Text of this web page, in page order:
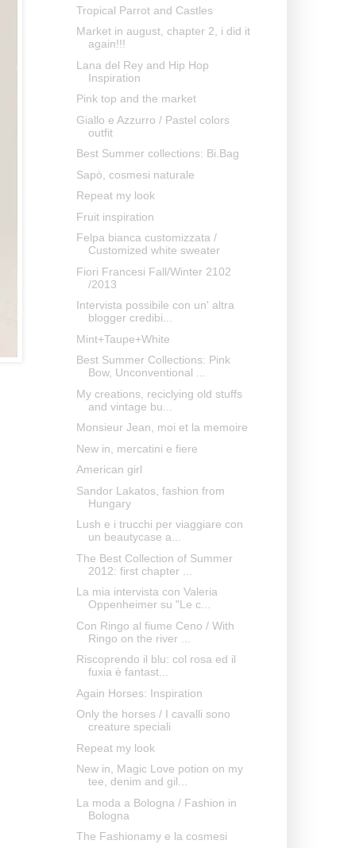
Tropical Parrot and Castles
Market in august, chapter 2, i did it
again!!!
Lana del Rey and Hip Hop
Inspiration
Pink top and the market
Giallo e Azzurro / Pastel colors
outfit
Best Summer collections: Bi.Bag
Sapò, cosmesi naturale
Repeat my look
Fruit inspiration
Felpa bianca customizzata /
Customized white sweater
Fiori Francesi Fall/Winter 2102
/2013
Intervista possibile con un' altra
blogger credibi...
Mint+Taupe+White
Best Summer Collections: Pink
Bow, Unconventional ...
My creations, reciclying old stuffs
and vintage bu...
Monsieur Jean, moi et la memoire
New in, mercatini e fiere
American girl
Sandor Lakatos, fashion from
Hungary
Lush e i trucchi per viaggiare con
un beautycase a...
The Best Collection of Summer
2012: first chapter ...
La mia intervista con Valeria
Oppenheimer su "Le c...
Con Ringo al fiume Ceno / With
Ringo on the river ...
Riscoprendo il blu: col rosa ed il
fuxia è fantast...
Again Horses: Inspiration
Only the horses / I cavalli sono
creature speciali
Repeat my look
New in, Magic Love potion on my
tee, denim and gil...
La moda a Bologna / Fashion in
Bologna
The Fashionamy e la cosmesi